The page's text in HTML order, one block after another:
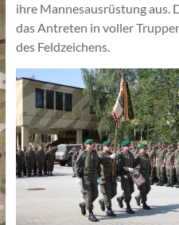
ihre Mannesausrüstung aus.
das Antreten in voller
des Feldzeichens.